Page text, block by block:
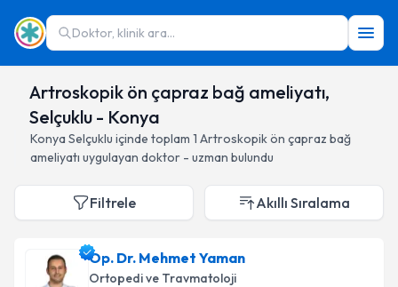
Doktor, klinik ara...
Artroskopik ön çapraz bağ ameliyatı,
Selçuklu - Konya
Konya Selçuklu içinde toplam 1 Artroskopik ön çapraz bağ
ameliyatı uygulayan doktor - uzman bulundu
Filtrele Akıllı Sıralama
Op. Dr. Mehmet Yaman
Ortopedi ve Travmatoloji